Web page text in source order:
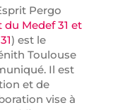
Pergo
Medef 31 et
) est le
Toulouse
Il est
et de
vise à